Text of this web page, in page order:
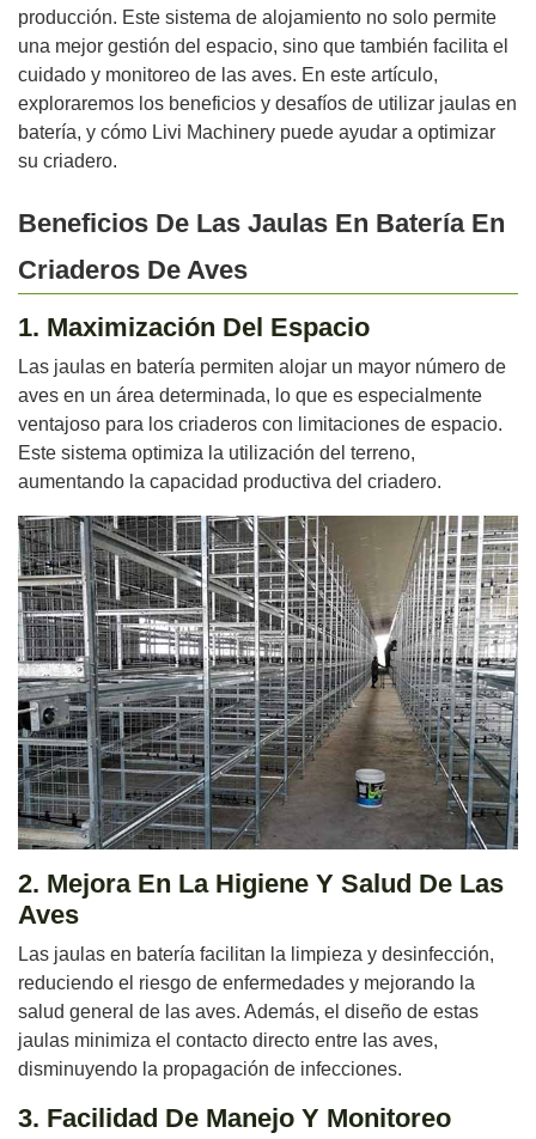
producción. Este sistema de alojamiento no solo permite
una mejor gestión del espacio, sino que también facilita el
cuidado y monitoreo de las aves. En este artículo,
exploraremos los beneficios y desafíos de utilizar jaulas en
batería, y cómo Livi Machinery puede ayudar a optimizar
su criadero.
Beneficios De Las Jaulas En Batería En
Criaderos De Aves
1. Maximización Del Espacio
Las jaulas en batería permiten alojar un mayor número de
aves en un área determinada, lo que es especialmente
ventajoso para los criaderos con limitaciones de espacio.
Este sistema optimiza la utilización del terreno,
aumentando la capacidad productiva del criadero.
2. Mejora En La Higiene Y Salud De Las
Aves
Las jaulas en batería facilitan la limpieza y desinfección,
reduciendo el riesgo de enfermedades y mejorando la
salud general de las aves. Además, el diseño de estas
jaulas minimiza el contacto directo entre las aves,
disminuyendo la propagación de infecciones.
3. Facilidad De Manejo Y Monitoreo